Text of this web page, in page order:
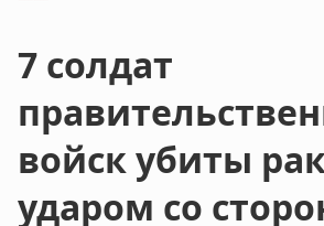
7 солдат
войск убиты
ударом со